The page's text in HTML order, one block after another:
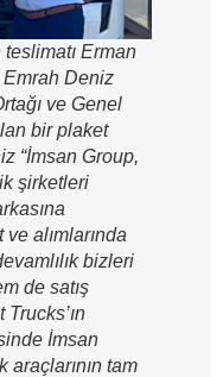
Erman
Deniz
ve Genel
bir plaket
“İmsan Group,
şirketleri
alımlarında
bizleri
de satış
İmsan
araçlarının tam